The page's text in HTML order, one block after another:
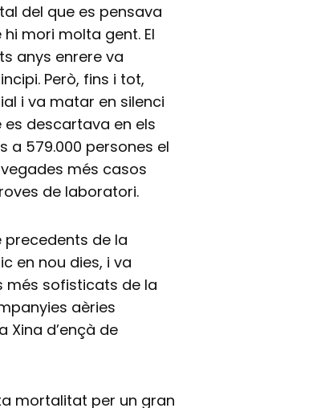
del que es pensava
mori molta gent. El
anys enrere va
Però, fins i tot,
i va matar en silenci
descartava en els
a 579.000 persones el
més casos
de laboratori.
precedents de la
en nou dies, i va
més sofisticats de la
aèries
Xina d’ençà de
mortalitat per un gran